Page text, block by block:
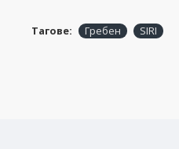
Тагове: Гребен SIRI